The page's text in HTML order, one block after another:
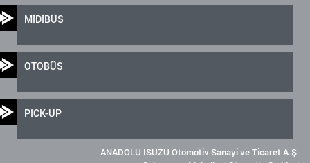
MİDİBÜS
OTOBÜS
PICK-UP
ANADOLU ISUZU Otomotiv Sanayi ve Ticaret A.Ş.